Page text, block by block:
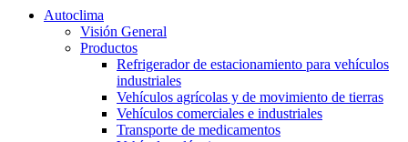
Autoclima
Visión General
Productos
Refrigerador de estacionamiento para vehículos
industriales
Vehículos agrícolas y de movimiento de tierras
Vehículos comerciales e industriales
Transporte de medicamentos